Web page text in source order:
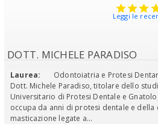
Leggi le
DOTT. MICHELE PARADISO
Laurea:
Odontoiatria e Protesi
Dott. Michele Paradiso, titolare dello
Universitario di Protesi Dentale e
occupa da anni di protesi dentale e
masticazione legate a...